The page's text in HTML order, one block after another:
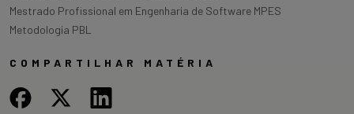
Mestrado Profissional em Engenharia de Software MPES
Metodologia PBL
COMPARTILHAR MATÉRIA